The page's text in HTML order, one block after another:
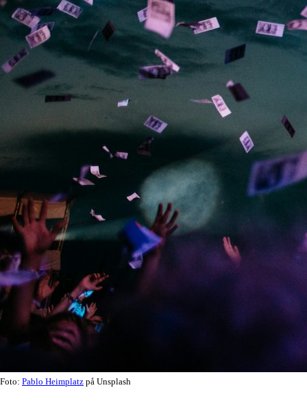
Foto: Pablo Heimplatz på Unsplash